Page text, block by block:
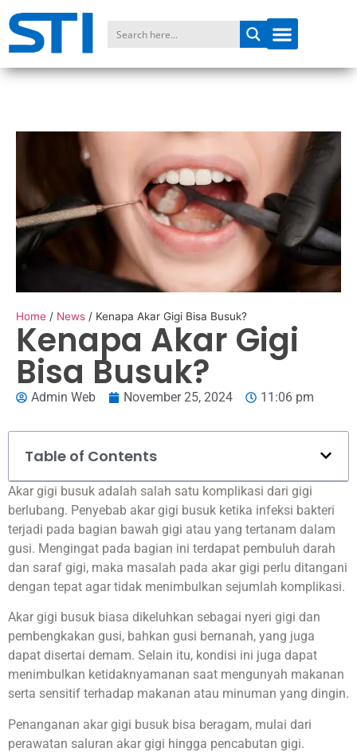
Home / News / Kenapa Akar Gigi Bisa Busuk?
Kenapa Akar Gigi
Bisa Busuk?
Admin Web November 25, 2024 11:06 pm
Table of Contents
Akar gigi busuk adalah salah satu komplikasi dari gigi
berlubang. Penyebab akar gigi busuk ketika infeksi bakteri
terjadi pada bagian bawah gigi atau yang tertanam dalam
gusi. Mengingat pada bagian ini terdapat pembuluh darah
dan saraf gigi, maka masalah pada akar gigi perlu ditangani
dengan tepat agar tidak menimbulkan sejumlah komplikasi.
Akar gigi busuk biasa dikeluhkan sebagai nyeri gigi dan
pembengkakan gusi, bahkan gusi bernanah, yang juga
dapat disertai demam. Selain itu, kondisi ini juga dapat
menimbulkan ketidaknyamanan saat mengunyah makanan
serta sensitif terhadap makanan atau minuman yang dingin.
Penanganan akar gigi busuk bisa beragam, mulai dari
perawatan saluran akar gigi hingga pencabutan gigi.